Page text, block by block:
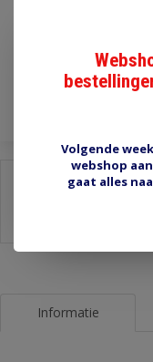
Informatie
Volgende
webshop
gaat alles